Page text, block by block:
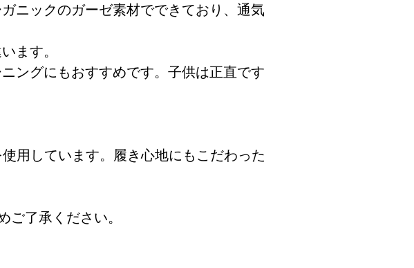
ニックのガーゼ素材でできており、通気
ます。
ングにもおすすめです。子供は正直です
用しています。履き心地にもこだわった
了承ください。